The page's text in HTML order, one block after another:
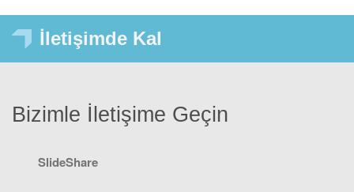
İletişimde Kal
Bizimle İletişime Geçin
SlideShare